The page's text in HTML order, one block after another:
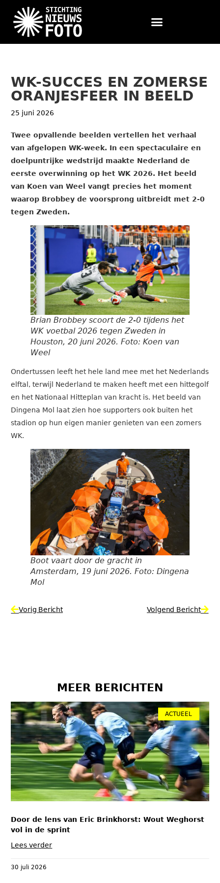
WK-SUCCES EN ZOMERSE
ORANJESFEER IN BEELD
25 juni 2026
Twee opvallende beelden vertellen het verhaal
van afgelopen WK-week. In een spectaculaire en
doelpuntrijke wedstrijd maakte Nederland de
eerste overwinning op het WK 2026. Het beeld
van Koen van Weel vangt precies het moment
waarop Brobbey de voorsprong uitbreidt met 2-0
tegen Zweden.
Brian Brobbey scoort de 2-0 tijdens het
WK voetbal 2026 tegen Zweden in
Houston, 20 juni 2026. Foto: Koen van
Weel
Ondertussen leeft het hele land mee met het Nederlands
elftal, terwijl Nederland te maken heeft met een hittegolf
en het Nationaal Hitteplan van kracht is. Het beeld van
Dingena Mol laat zien hoe supporters ook buiten het
stadion op hun eigen manier genieten van een zomers
WK.
Boot vaart door de gracht in
Amsterdam, 19 juni 2026. Foto: Dingena
Mol
Vorig Bericht Volgend Bericht
MEER BERICHTEN
ACTUEEL
Door de lens van Eric Brinkhorst: Wout Weghorst
vol in de sprint
Lees verder
30 juli 2026